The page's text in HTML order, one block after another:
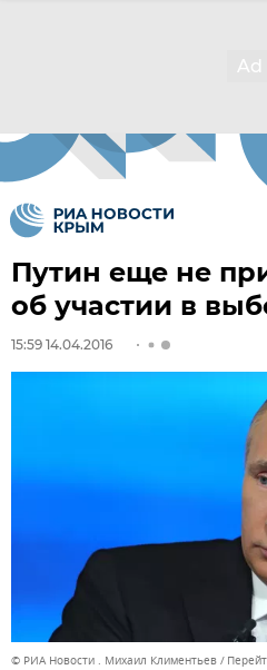
Путин еще не
об участии в
15:59 14.04.2016
© РИА Новости . Михаил Климентьев